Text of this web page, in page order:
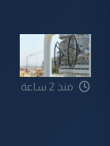
منذ 2 ساعة